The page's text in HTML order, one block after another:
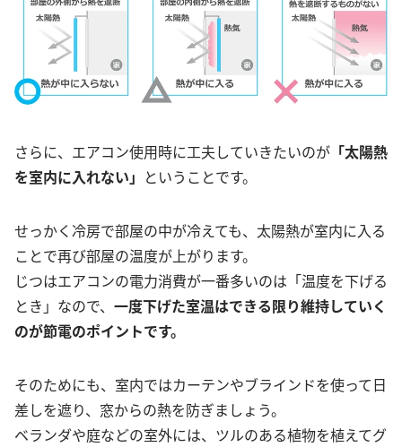
さらに、エアコン使用時に工夫していきたいのが 「太陽熱
を室内に入れない」 ということです。
せっかく冷房で部屋の中が冷えても、太陽熱が室内に入る
ことで再び部屋の温度が上がります。
じつはエアコンの電力消費が一番多いのは「温度を下げる
とき」なので、 一度下げた室温はできる限り維持していく
のが節電のポイントです。
そのためにも、室内ではカーテンやブラインドを使って日
差しを遮り、窓からの熱を防ぎましょう。
ベランダや庭などの室外には、ツルのある植物を植えてグ